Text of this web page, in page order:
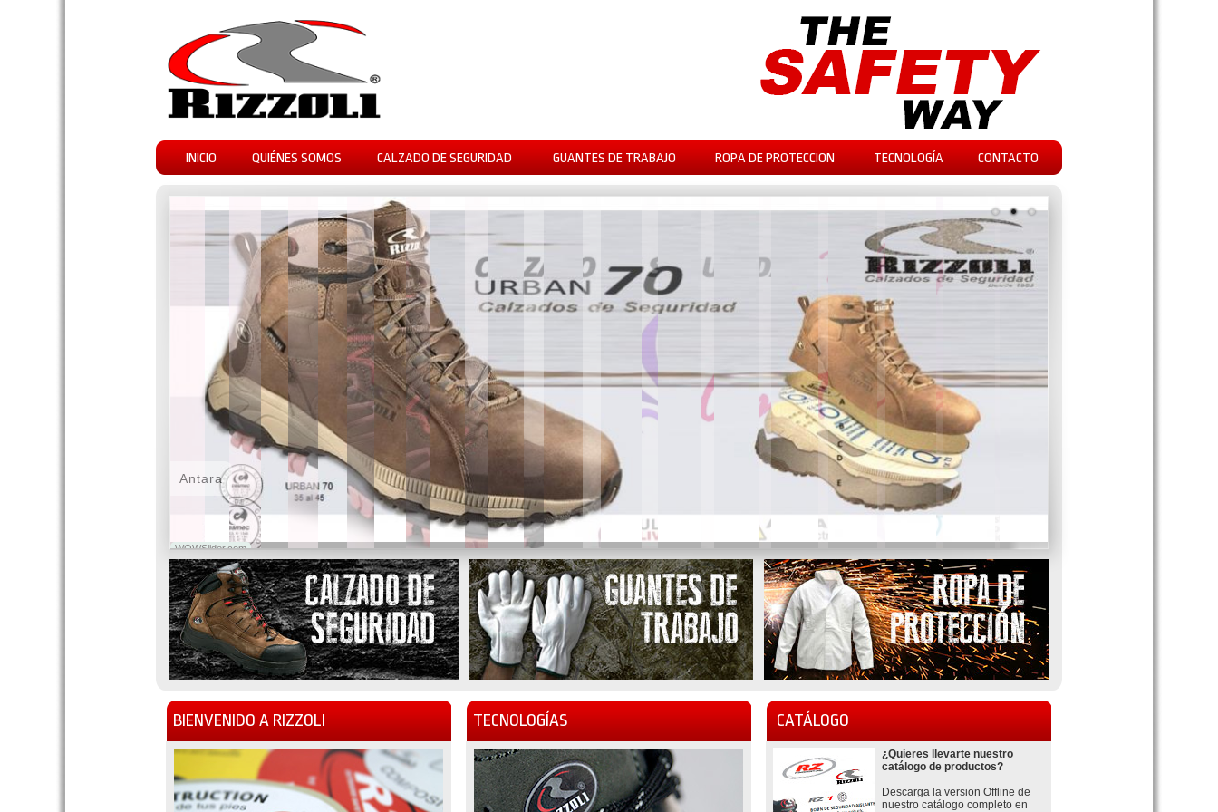
INICIO QUIÉNES SOMOS CALZADO DE SEGURIDAD GUANTES DE TRABAJO ROPA DE PROTECCION TECNOLOGÍA CONTACTO
WOWSlider.com
Antara
BIENVENIDO A RIZZOLI TECNOLOGÍAS CATÁLOGO
¿Quieres llevarte nuestro
catálogo de productos?
Descarga la version Offline de
nuestro catálogo completo en